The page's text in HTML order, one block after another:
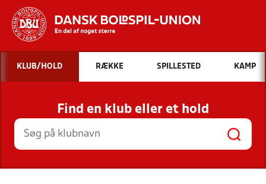
Hvad vil du søge efter?
INDHOLD OG NYHEDER
STILLINGER, RESULTATER, KLUBBER OG
HOLD
KLUB/HOLD RÆKKE SPILLESTED KAMP
Find en klub eller et hold